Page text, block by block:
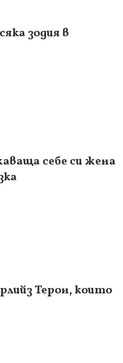
зодия в
себе си жена
Терон, които